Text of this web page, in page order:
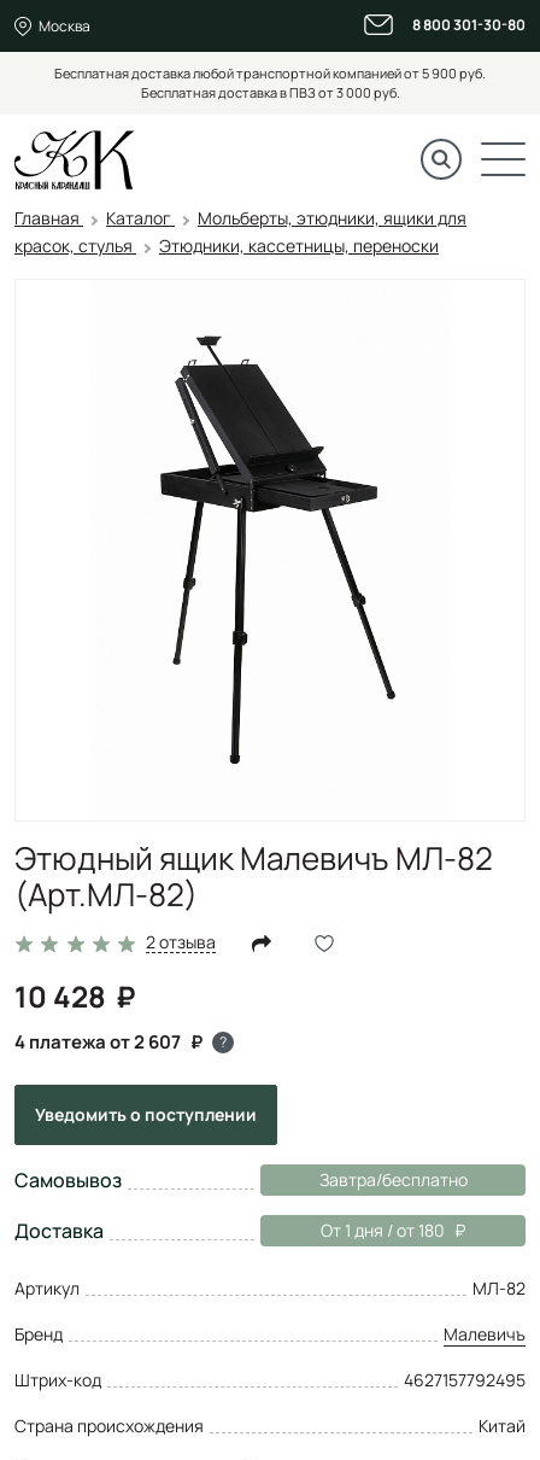
Москва 8 800 301-30-80
Бесплатная доставка любой транспортной компанией от 5 900 руб.
Бесплатная доставка в ПВЗ от 3 000 руб.
Главная Каталог
Мольберты, этюдники, ящики для
красок, стулья
Этюдники, кассетницы, переноски
Этюдный ящик Малевичъ МЛ-82
(Арт.МЛ-82)
2 отзыва
10 428
4 платежа от 2 607 ?
Уведомитьо поступлении
Самовывоз Завтра/бесплатно
Доставка От 1 дня / от 180
Артикул
МЛ-82
Бренд
Малевичъ
Штрих-код
4627157792495
Страна происхождения
Китай